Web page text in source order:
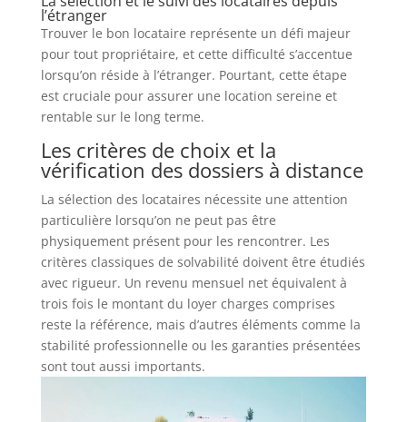
l’étranger
Trouver le bon locataire représente un défi majeur
pour tout propriétaire, et cette difficulté s’accentue
lorsqu’on réside à l’étranger. Pourtant, cette étape
est cruciale pour assurer une location sereine et
rentable sur le long terme.
Les critères de choix et la
vérification des dossiers à distance
La sélection des locataires nécessite une attention
particulière lorsqu’on ne peut pas être
physiquement présent pour les rencontrer. Les
critères classiques de solvabilité doivent être étudiés
avec rigueur. Un revenu mensuel net équivalent à
trois fois le montant du loyer charges comprises
reste la référence, mais d’autres éléments comme la
stabilité professionnelle ou les garanties présentées
sont tout aussi importants.